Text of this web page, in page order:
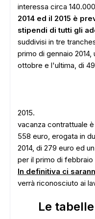
interessa circa
2014 ed il 2015 è
stipendi di tutti gli
suddivisi in tre
primo di gennaio
ottobre e l'ultima, di
2015.
vacanza contrattuale
558 euro, erogata in
2014, di 279 euro ed
per il primo di febbraio
In definitiva ci
verrà riconosciuto ai
Le